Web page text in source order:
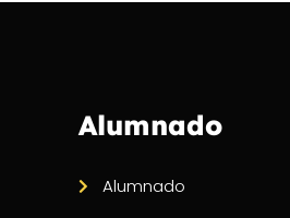
Alumnado
Alumnado